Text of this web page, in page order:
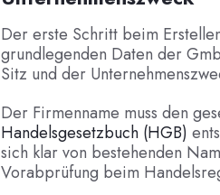
Der erste Schritt beim
grundlegenden Daten der
Sitz und der
Der Firmenname muss den
Handelsgesetzbuch (HGB)
sich klar von bestehenden
Vorabprüfung beim